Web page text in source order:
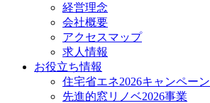
経営理念
会社概要
アクセスマップ
求人情報
お役立ち情報
住宅省エネ2026キャンペーン
先進的窓リノベ2026事業